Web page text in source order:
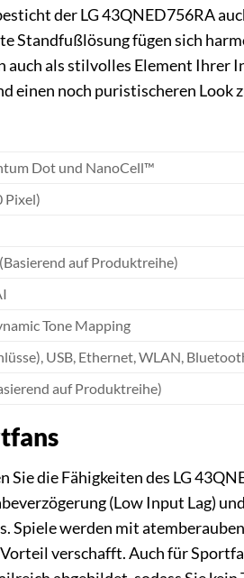
der LG 43QNED756RA
Standfußlösung fügen sich
als stilvolles Element Ihrer
einen noch puristischeren Look
Dot und NanoCell™
Pixel)
auf Produktreihe)
Tone Mapping
USB, Ethernet, WLAN,
auf Produktreihe)
Sie die Fähigkeiten des LG
(Low Input Lag)
Spiele werden mit
verschafft. Auch für